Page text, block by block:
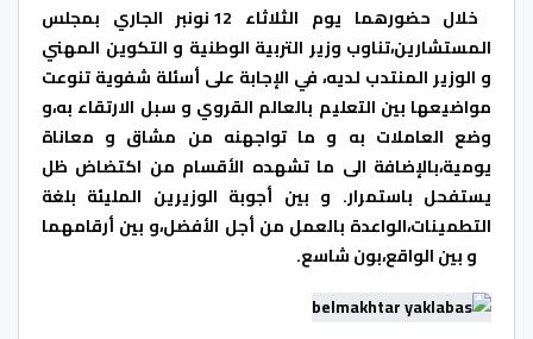
خلال حضورهما يوم الثلاثاء 12 نونبر الجاري بمجلس
المستشارين،تناوب وزير التربية الوطنية و التكوين المهني
و الوزير المنتدب لديه، في الإجابة على أسئلة شفوية تنوعت
مواضيعها بين التعليم بالعالم القروي و سبل الارتقاء به،و
وضع العاملات به و ما تواجهنه من مشاق و معاناة
يومية،بالإضافة الى ما تشهده الأقسام من اكتضاض ظل
يستفحل باستمرار. و بين أجوبة الوزيرين المليئة بلغة
التطمينات،الواعدة بالعمل من أجل الأفضل،و بين أرقامهما
و بين الواقع،بون شاسع.